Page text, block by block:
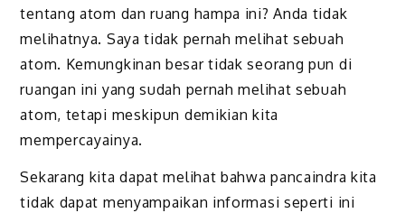
tentang atom dan ruang hampa ini? Anda tidak
melihatnya. Saya tidak pernah melihat sebuah
atom. Kemungkinan besar tidak seorang pun di
ruangan ini yang sudah pernah melihat sebuah
atom, tetapi meskipun demikian kita
mempercayainya.
Sekarang kita dapat melihat bahwa pancaindra kita
tidak dapat menyampaikan informasi seperti ini